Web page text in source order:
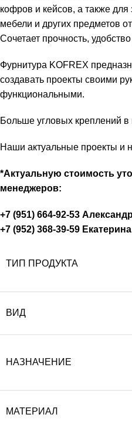
кофров и кейсов, а также
мебели и других предметов
Сочетает прочность,
Фурнитура KOFREX
создавать проекты своими
функциональными.
Больше угловых креплений
Наши актуальные проекты и
*Актуальную стоимость
менеджеров:
+7 (951) 664-92-53
+7 (952) 368-39-59
ТИП ПРОДУКТА
ВИД
НАЗНАЧЕНИЕ
МАТЕРИАЛ